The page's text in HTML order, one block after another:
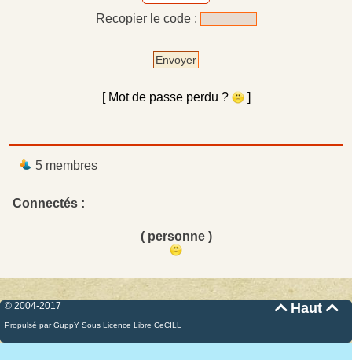
Recopier le code :
Envoyer
[ Mot de passe perdu ? ]
5 membres
Connectés :
( personne )
Haut 
© 2004-2017
Propulsé par GuppY Sous Licence Libre CeCILL